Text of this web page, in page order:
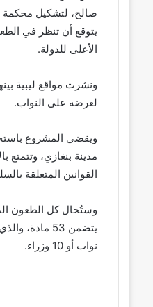
صالح، لتشكيل محكمة
يتوقع أن تنظر في
الأعلى للدولة.
ونشرت مواقع ليبية
لعرضه على النواب.
مدينة بنغازي، وتتمتع
القوانين المتعلقة
وستُحال كل الطعون
نواب أو 10 وزراء.